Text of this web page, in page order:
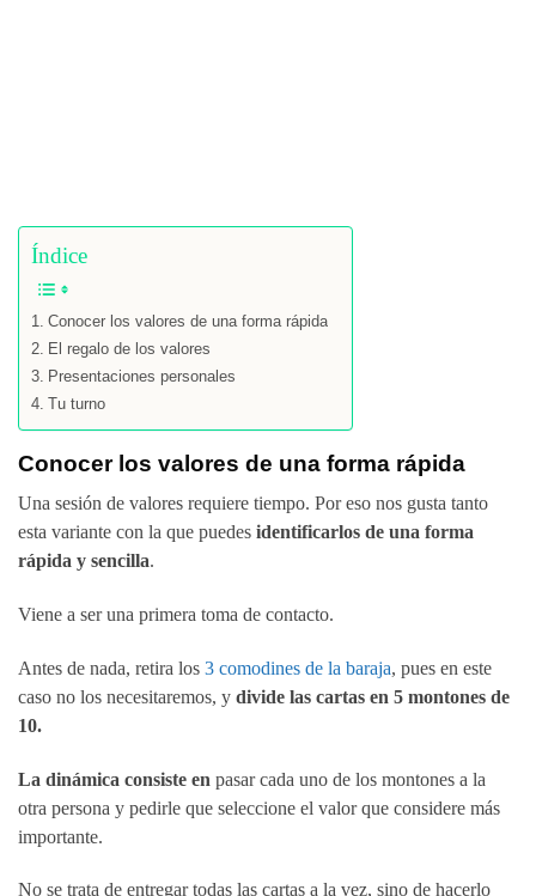
Índice
Conocer los valores de una forma rápida
El regalo de los valores
Presentaciones personales
Tu turno
Conocer los valores de una forma rápida
Una sesión de valores requiere tiempo. Por eso nos gusta tanto
esta variante con la que puedes identificarlos de una forma
rápida y sencilla.
Viene a ser una primera toma de contacto.
Antes de nada, retira los 3 comodines de la baraja, pues en este
caso no los necesitaremos, y divide las cartas en 5 montones de
10.
La dinámica consiste en pasar cada uno de los montones a la
otra persona y pedirle que seleccione el valor que considere más
importante.
No se trata de entregar todas las cartas a la vez, sino de hacerlo